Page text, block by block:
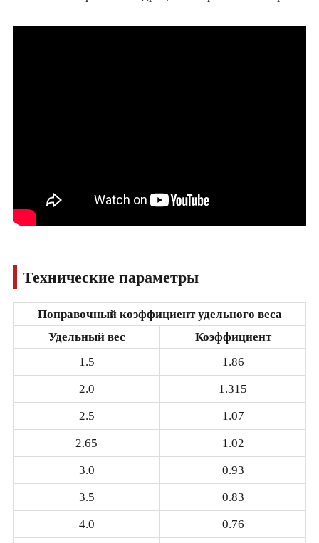
Технические параметры
Поправочный коэффициент удельного веса
Удельный вес
Коэффициент
1.5
1.86
2.0
1.315
2.5
1.07
2.65
1.02
3.0
0.93
3.5
0.83
4.0
0.76